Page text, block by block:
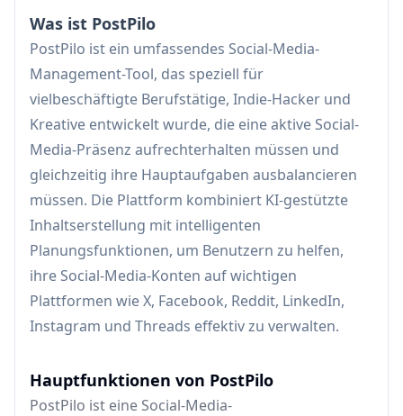
Was ist PostPilo
PostPilo ist ein umfassendes Social-Media-
Management-Tool, das speziell für
vielbeschäftigte Berufstätige, Indie-Hacker und
Kreative entwickelt wurde, die eine aktive Social-
Media-Präsenz aufrechterhalten müssen und
gleichzeitig ihre Hauptaufgaben ausbalancieren
müssen. Die Plattform kombiniert KI-gestützte
Inhaltserstellung mit intelligenten
Planungsfunktionen, um Benutzern zu helfen,
ihre Social-Media-Konten auf wichtigen
Plattformen wie X, Facebook, Reddit, LinkedIn,
Instagram und Threads effektiv zu verwalten.
Hauptfunktionen von PostPilo
PostPilo ist eine Social-Media-